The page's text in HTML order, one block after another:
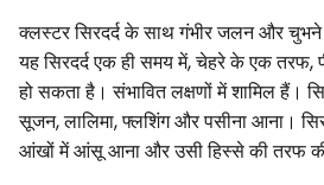
क्लस्टर सिरदर्द के साथ गंभीर जलन और चुभने
यह सिरदर्द एक ही समय में, चेहरे के एक
हो सकता है। संभावित लक्षणों में शामिल हैं।
सूजन, लालिमा, फ्लशिंग और पसीना आना।
आंखों में आंसू आना और उसी हिस्से की तरफ की